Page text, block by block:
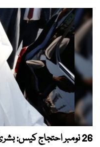
26 نومبر احتجاج کیس: